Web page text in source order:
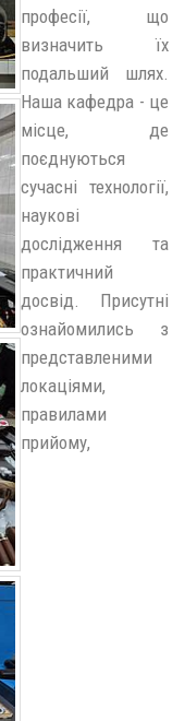
професії, що
визначить їх
подальший шлях.
Наша кафедра - це
місце, де
поєднуються
сучасні технології,
наукові
дослідження та
практичний
досвід. Присутні
ознайомились з
представленими
локаціями,
правилами
прийому,